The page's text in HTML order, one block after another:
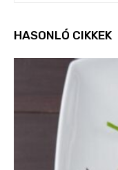
HASONLÓ CIKKEK